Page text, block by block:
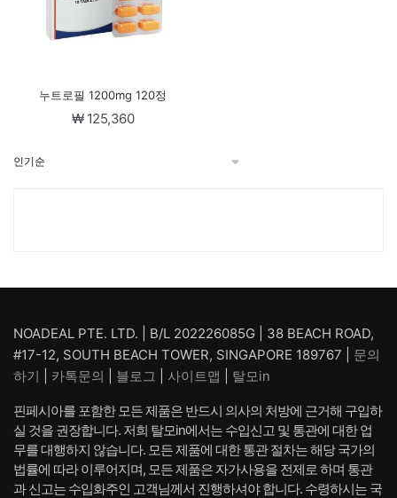
누트로필 1200mg 120정
₩125,360
NOADEAL PTE. LTD. | B/L 202226085G | 38 BEACH ROAD,
#17-12, SOUTH BEACH TOWER, SINGAPORE 189767 | 문의
하기
카톡문의 블로그 사이트맵 탈모in
핀페시아를 포함한 모든 제품은 반드시 의사의 처방에 근거해 구입하
실 것을 권장합니다. 저희 탈모in에서는 수입신고 및 통관에 대한 업
무를 대행하지 않습니다. 모든 제품에 대한 통관 절차는 해당 국가의
법률에 따라 이루어지며, 모든 제품은 자가사용을 전제로 하며 통관
과 신고는 수입화주인 고객님께서 진행하셔야 합니다. 수령하시는 국